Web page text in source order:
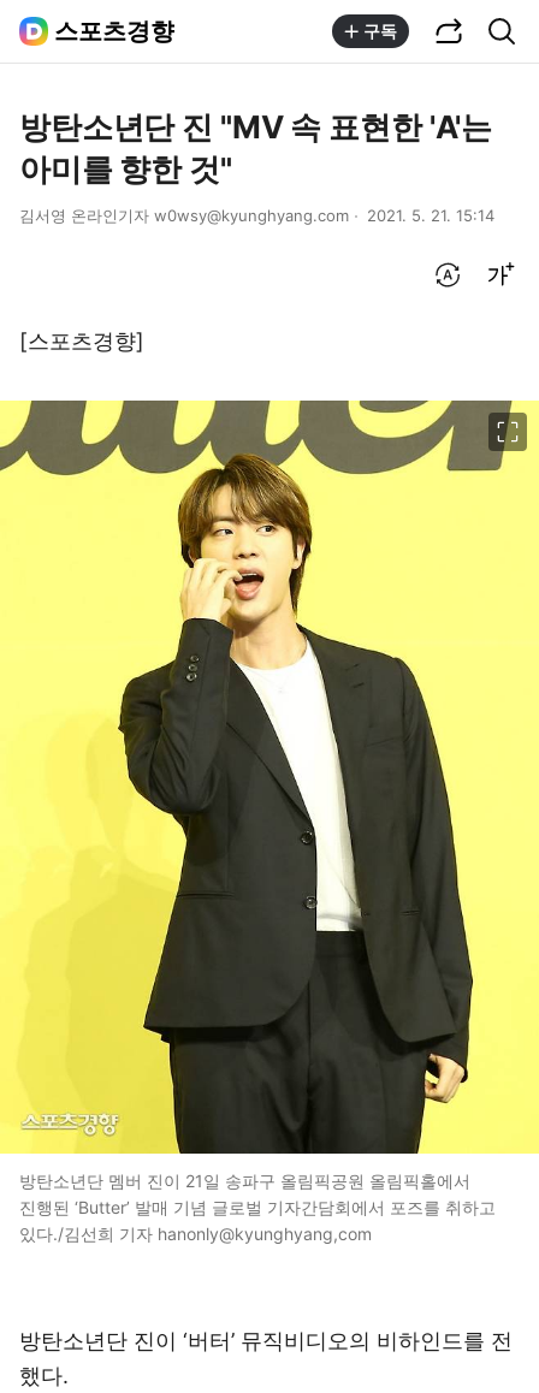
스포츠경향 구독
방탄소년단 진 "MV 속 표현한 'A'는
아미를 향한 것"
김서영 온라인기자 w0wsy@kyunghyang.com 2021. 5. 21. 15:14
[스포츠경향]
방탄소년단 멤버 진이 21일 송파구 올림픽공원 올림픽홀에서
진행된 ‘Butter’ 발매 기념 글로벌 기자간담회에서 포즈를 취하고
있다./김선희 기자 hanonly@kyunghyang,com
방탄소년단 진이 ‘버터’ 뮤직비디오의 비하인드를 전
했다.